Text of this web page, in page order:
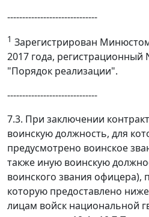
------------------------------
1 Зарегистрирован
2017 года, регистрационный
"Порядок реализации".
------------------------------
7.3. При заключении
воинскую должность, для
предусмотрено воинское
также иную воинскую
воинского звания офицера),
которую предоставлено
лицам войск национальной